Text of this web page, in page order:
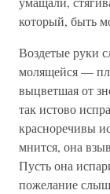
который, быть
Воздетые руки
молящейся —
выцветшая от
так истово
красноречивы
мнится, она
Пусть она
пожелание